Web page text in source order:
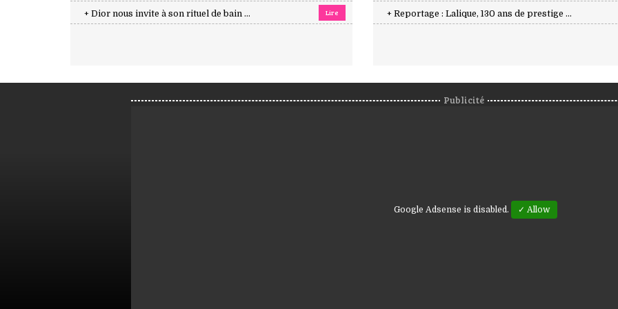
+ Dior nous invite à son rituel de bain ... Lire + Reportage : Lalique, 130 ans de prestige ...
Publicité
Google Adsense is disabled. ✓ Allow